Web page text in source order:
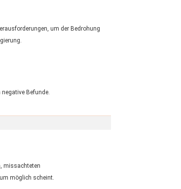
um der Bedrohung
Befunde.
missachteten
möglich scheint.